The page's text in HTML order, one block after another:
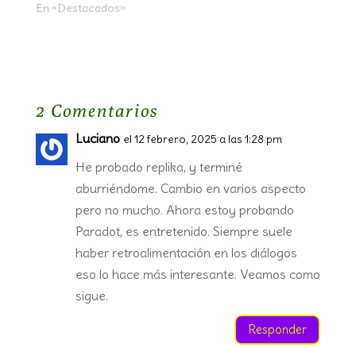
En «Destacados»
2 Comentarios
Luciano el 12 febrero, 2025 a las 1:28 pm
He probado replika, y terminé
aburriéndome. Cambio en varios aspecto
pero no mucho. Ahora estoy probando
Paradot, es entretenido. Siempre suele
haber retroalimentación en los diálogos
eso lo hace más interesante. Veamos como
sigue.
Responder